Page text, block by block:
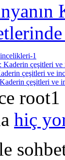
1
Kaderin çeşitleri
çeşitleri ve
çeşitleri ve
hiç